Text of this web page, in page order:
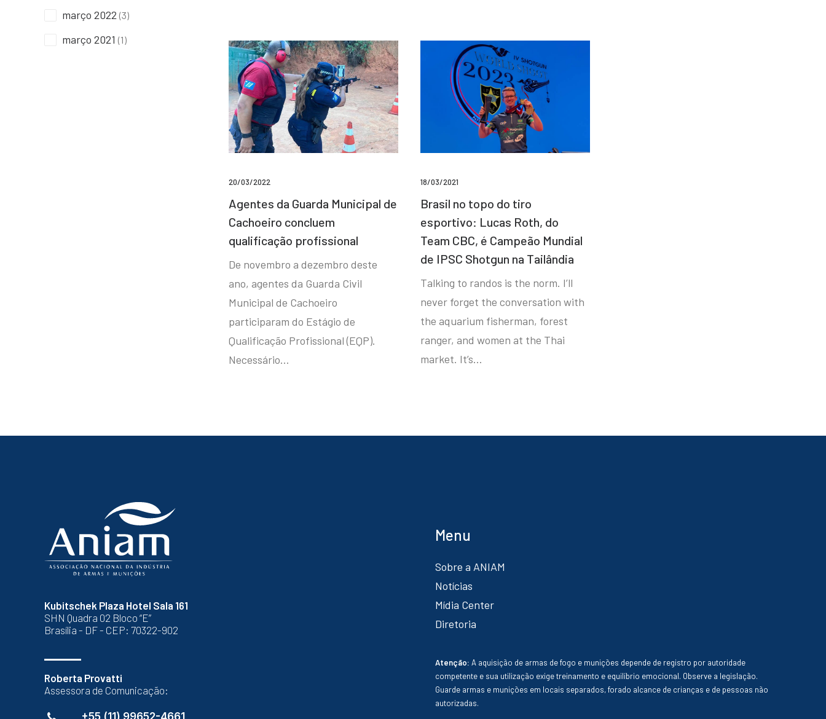
março 2022 (3)
março 2021 (1)
20/03/2022
Agentes da Guarda Municipal de
Cachoeiro concluem
qualificação profissional
De novembro a dezembro deste
ano, agentes da Guarda Civil
Municipal de Cachoeiro
participaram do Estágio de
Qualificação Profissional (EQP).
Necessário…
18/03/2021
Brasil no topo do tiro
esportivo: Lucas Roth, do
Team CBC, é Campeão Mundial
de IPSC Shotgun na Tailândia
Talking to randos is the norm. I’ll
never forget the conversation with
the aquarium fisherman, forest
ranger, and women at the Thai
market. It’s…
Kubitschek Plaza Hotel Sala 161
SHN Quadra 02 Bloco “E”
Brasília - DF - CEP: 70322-902
Roberta Provatti
Assessora de Comunicação:
+55 (11) 99652-4661
Menu
Sobre a ANIAM
Notícias
Mídia Center
Diretoria
Atenção: A aquisição de armas de fogo e munições depende de registro por autoridade
competente e sua utilização exige treinamento e equilíbrio emocional. Observe a legislação.
Guarde armas e munições em locais separados, forado alcance de crianças e de pessoas não
autorizadas.